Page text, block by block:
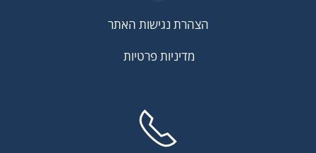
הצהרת נגישות האתר
מדיניות פרטיות